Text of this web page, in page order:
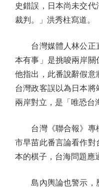
史錯誤，日本尚未交
裁判。」洪秀柱寫道。
台灣媒體人林公正
本有事」是挑唆兩岸關
他指出，此番說辭假
台灣政客誤以為日本
兩岸對立，是「唯恐台
台灣《聯合報》專
市早苗此番言論看作對
本的棋子，台海問題應
島內輿論也警示，